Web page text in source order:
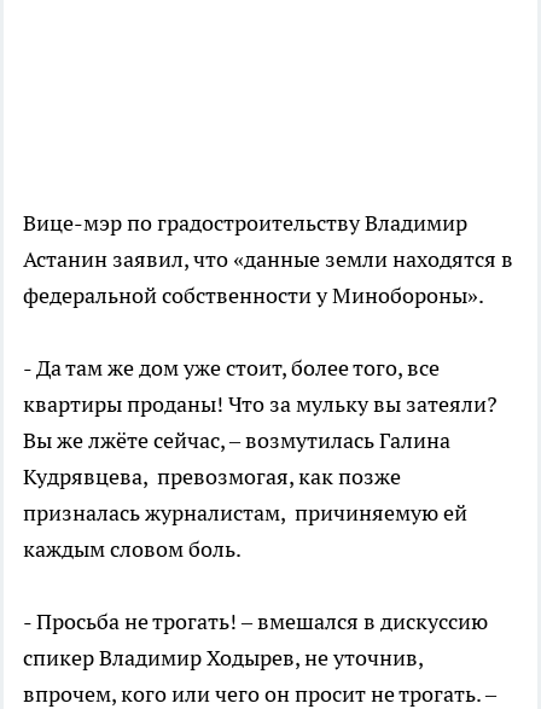
Вице-мэр по градостроительству Владимир
Астанин заявил, что «данные земли находятся в
федеральной собственности у Минобороны».
- Да там же дом уже стоит, более того, все
квартиры проданы! Что за мульку вы затеяли?
Вы же лжёте сейчас, – возмутилась Галина
Кудрявцева, превозмогая, как позже
призналась журналистам, причиняемую ей
каждым словом боль.
- Просьба не трогать! – вмешался в дискуссию
спикер Владимир Ходырев, не уточнив,
впрочем, кого или чего он просит не трогать. –